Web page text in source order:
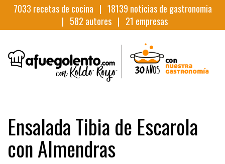
7033 recetas de cocina | 18139 noticias de gastronomia
| 582 autores | 21 empresas
Ensalada Tibia de Escarola
con Almendras